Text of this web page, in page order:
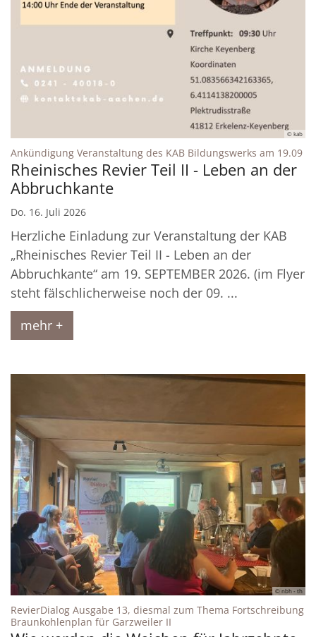
© kab
Ankündigung Veranstaltung des KAB Bildungswerks am 19.09:
Rheinisches Revier Teil II - Leben an der
Abbruchkante
Do. 16. Juli 2026
Herzliche Einladung zur Veranstaltung der KAB
„Rheinisches Revier Teil II - Leben an der
Abbruchkante“ am 19. SEPTEMBER 2026. (im Flyer
steht fälschlicherweise noch der 09. ...
mehr +
© nbh - th
RevierDialog Ausgabe 13, diesmal zum Thema Fortschreibung
Braunkohlenplan für Garzweiler II